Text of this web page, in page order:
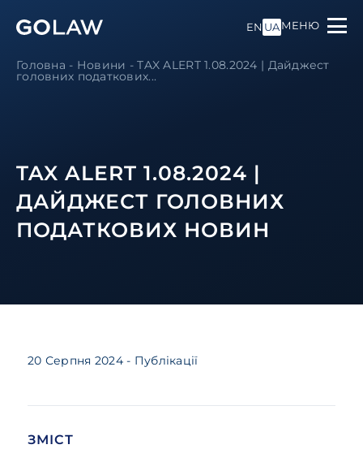
EN UAМЕНЮ
Головна - Новини -TAX ALERT 1.08.2024 | Дайджест
головних податкових...
TAX ALERT 1.08.2024 |
ДАЙДЖЕСТ ГОЛОВНИХ
ПОДАТКОВИХ НОВИН
20 Серпня 2024 - Публікації
ЗМІСТ